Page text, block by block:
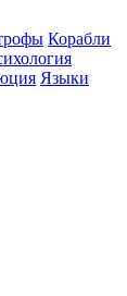
Корабли
Языки